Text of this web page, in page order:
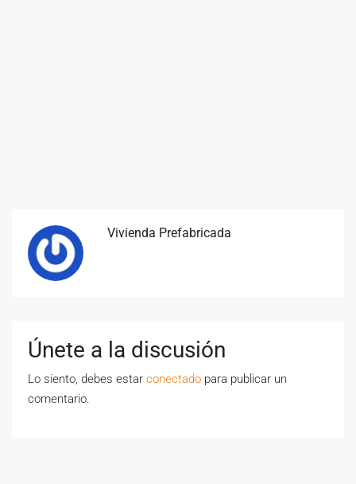
Vivienda Prefabricada
Únete a la discusión
Lo siento, debes estar conectado para publicar un
comentario.